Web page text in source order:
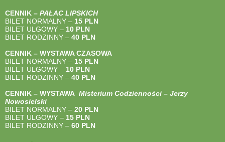
CENNIK – PAŁAC LIPSKICH
BILET NORMALNY – 15 PLN
BILET ULGOWY – 10 PLN
BILET RODZINNY – 40 PLN
CENNIK – WYSTAWA CZASOWA
BILET NORMALNY – 15 PLN
BILET ULGOWY – 10 PLN
BILET RODZINNY – 40 PLN
CENNIK – WYSTAWA Misterium Codzienności – Jerzy
Nowosielski
BILET NORMALNY – 20 PLN
BILET ULGOWY – 15 PLN
BILET RODZINNY – 60 PLN